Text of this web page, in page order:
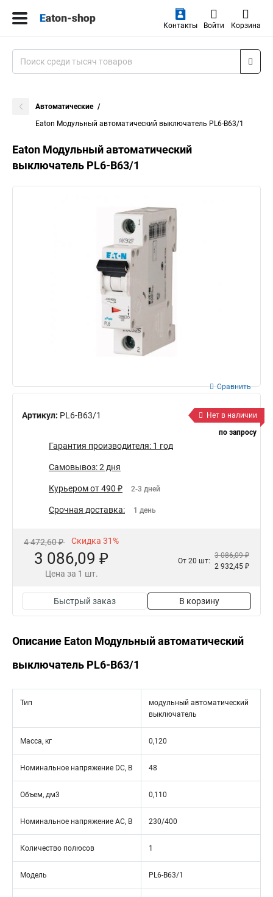
Контакты Войти Корзина
Автоматические
Eaton Модульный автоматический выключатель PL6-B63/1
Eaton Модульный автоматический
выключатель PL6-B63/1
Артикул: PL6-B63/1
Сравнить
Нет в наличии
по запросу
Гарантия производителя: 1 год
Самовывоз: 2 дня
Курьером от 490 ₽ 2-3 дней
Срочная доставка: 1 день
4 472,60 ₽ Скидка 31%
3 086,09 ₽
Цена за 1 шт.
От 20 шт:
3 086,09 ₽
2 932,45 ₽
Быстрый заказ В корзину
Описание Eaton Модульный автоматический
выключатель PL6-B63/1
Тип
модульный автоматический
выключатель
Масса, кг 0,120
Номинальное напряжение DC, В 48
Объем, дм3 0,110
Номинальное напряжение АС, В 230/400
Количество полюсов 1
Модель PL6-B63/1